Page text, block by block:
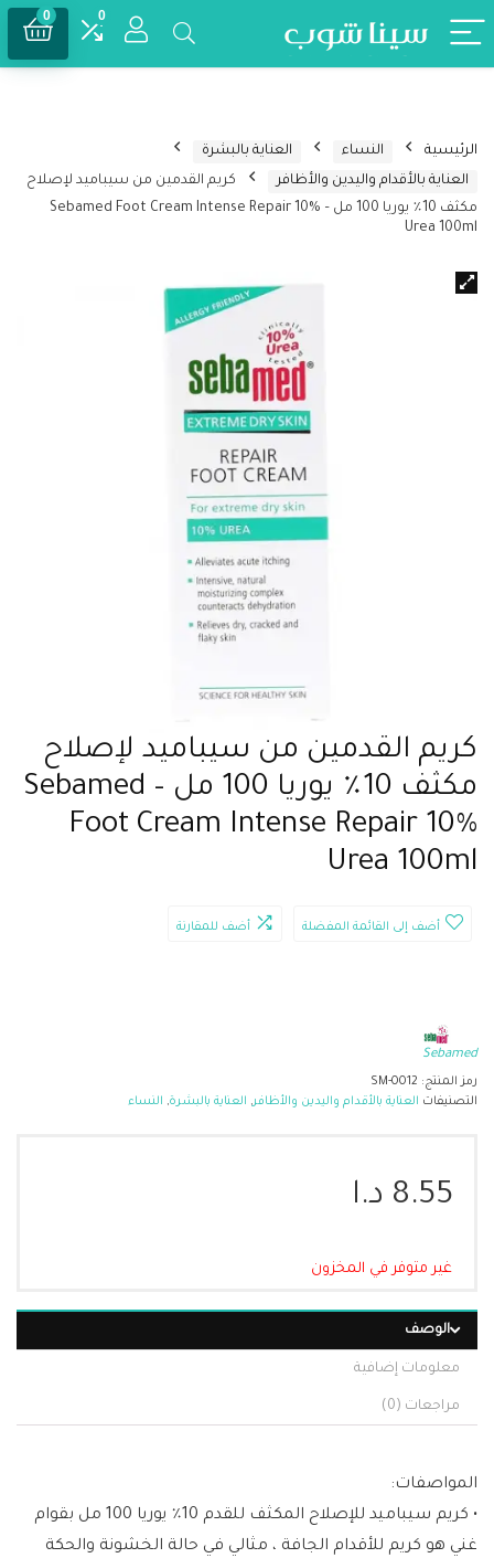
0
0
الرئيسية النساء
العناية بالبشرة
العناية بالأقدام واليدين والأظافر
كريم القدمين من سيباميد لإصلاح
مكثف 10٪ يوريا 100 مل – Sebamed Foot Cream Intense Repair 10%
Urea 100ml
كريم القدمين من سيباميد لإصلاح
مكثف 10٪ يوريا 100 مل – Sebamed
Foot Cream Intense Repair 10%
Urea 100ml
أضف إلى القائمة المفضلة أضف للمقارنة
Sebamed
رمز المنتج: SM-0012
التصنيفات العناية بالأقدام واليدين والأظافر, العناية بالبشرة, النساء
8.55 د.ا
غير متوفر في المخزون
الوصف
معلومات إضافية
مراجعات (0)
المواصفات:
• كريم سيباميد للإصلاح المكثف للقدم 10٪ يوريا 100 مل بقوام
غني هو كريم للأقدام الجافة ، مثالي في حالة الخشونة والحكة